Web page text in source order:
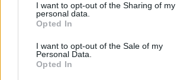
I want to opt-out of the Sharing of my
personal data.
Opted In
I want to opt-out of the Sale of my
Personal Data.
Opted In
kierunek:GÓRY #4